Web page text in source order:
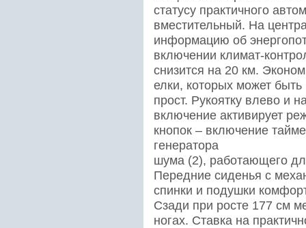
статусу практичного
вместительный. На
информацию об
включении климат-
снизится на 20 км.
елки, которых может
прост. Рукоятку влево и
включение активирует
кнопок – включение
генератора
шума (2), работающего
Передние сиденья с
спинки и подушки
Сзади при росте 177 см
ногах. Ставка на